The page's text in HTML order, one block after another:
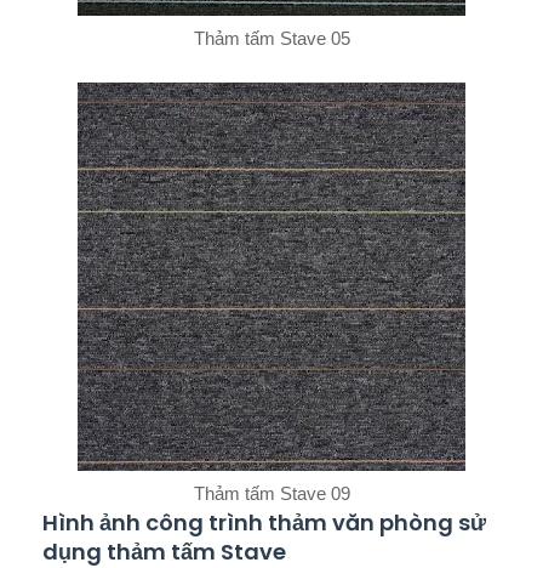
Thảm tấm Stave 05
Thảm tấm Stave 09
Hình ảnh công trình thảm văn phòng sử
dụng thảm tấm Stave